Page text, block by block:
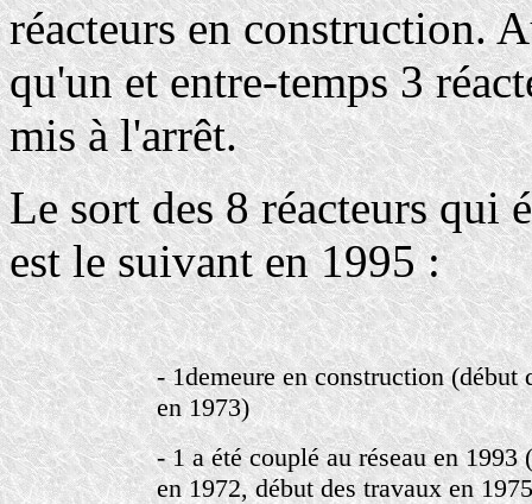
réacteurs en construction.
qu'un et entre-temps 3
mis à l'arrêt.
Le sort des 8 réacteurs qui
est le suivant en 1995 :
- 1demeure en construction (début
en 1973)
- 1 a été couplé au réseau en 1993
en 1972, début des travaux en